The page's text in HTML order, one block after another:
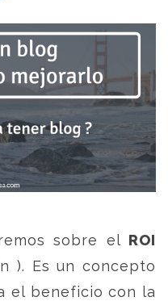
sobre el ROI
). Es un concepto
el beneficio con la